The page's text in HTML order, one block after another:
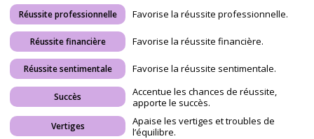
Réussite professionnelle Favorise la réussite professionnelle.
Réussite financière Favorise la réussite financière.
Réussite sentimentale Favorise la réussite sentimentale.
Succès
Accentue les chances de réussite,
apporte le succès.
Vertiges
Apaise les vertiges et troubles de
l’équilibre.